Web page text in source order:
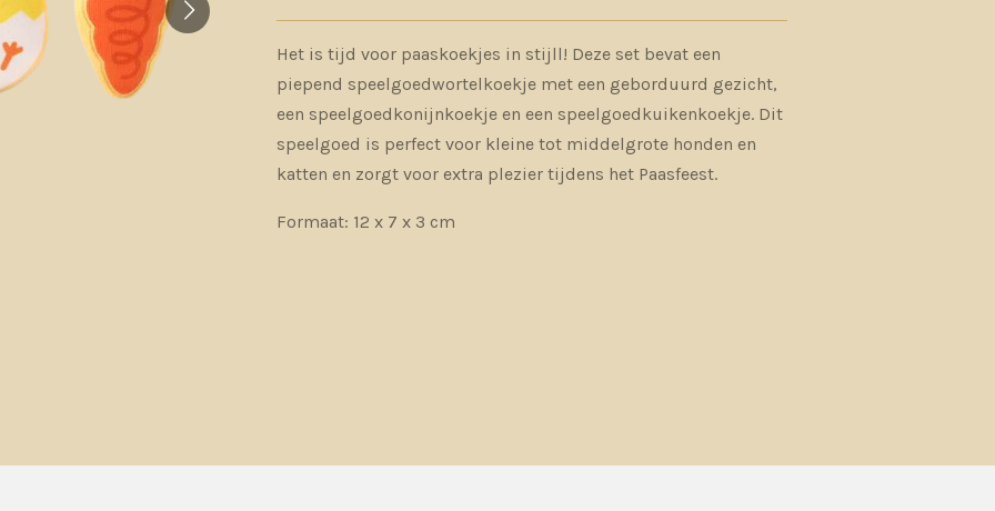
Het is tijd voor paaskoekjes in stijll! Deze set bevat een
piepend speelgoedwortelkoekje met een geborduurd gezicht,
een speelgoedkonijnkoekje en een speelgoedkuikenkoekje. Dit
speelgoed is perfect voor kleine tot middelgrote honden en
katten en zorgt voor extra plezier tijdens het Paasfeest.
Formaat: 12 x 7 x 3 cm